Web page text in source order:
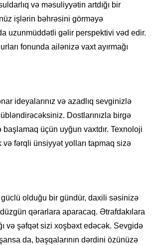
və məsuliyyətin artdığı bir
işlərin bəhrəsini görməyə
da uzunmüddətli gəlir perspektivi vəd edir.
fonunda ailənizə vaxt ayırmağı
ideyalarınız və azadlıq sevginizlə
Dostlarınızla birgə
başlamaq üçün uyğun vaxtdır. Texnoloji
fərqli ünsiyyət yolları tapmaq sizə
güclü olduğu bir gündür, daxili səsinizə
qərarlara aparacaq. Ətrafdakılara
və şəfqət sizi xoşbəxt edəcək. Sevgidə
da, başqalarının dərdini özünüzə